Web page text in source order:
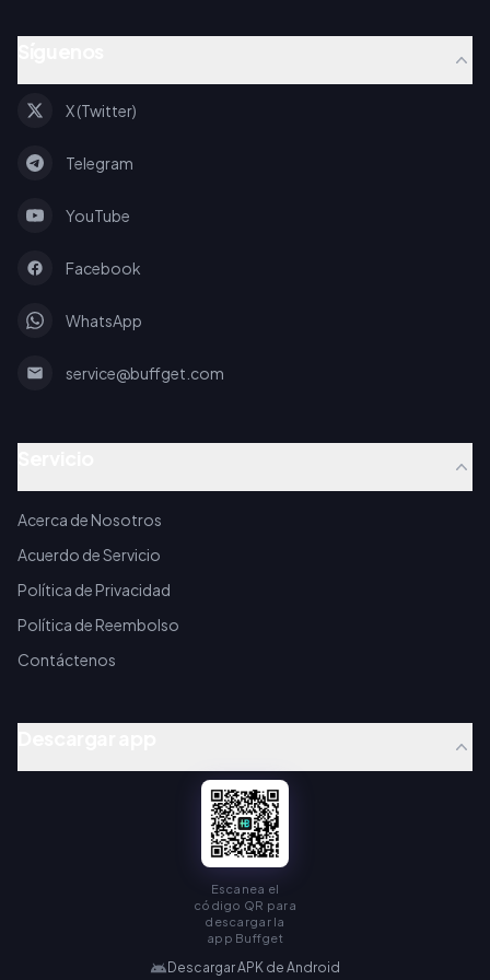
X (Twitter)
Telegram
YouTube
Facebook
WhatsApp
service@buffget.com
Acerca de Nosotros
Acuerdo de Servicio
Política de Privacidad
Política de Reembolso
Contáctenos
Escanea el
código QR para
descargar la
app Buffget
Descargar APK de Android